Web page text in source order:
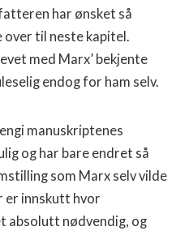
har ønsket så
over til neste kapitel.
med Marx’ bekjente
endog for ham selv.
manuskriptenes
og har bare endret så
som Marx selv vilde
er innskutt hvor
absolutt nødvendig, og